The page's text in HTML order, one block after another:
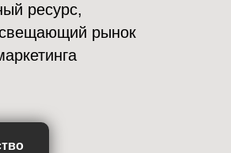
ресурс,
рынок